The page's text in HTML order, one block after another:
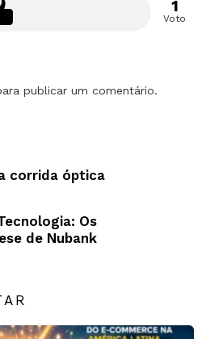
1
Voto
publicar um comentário.
corrida óptica
Os
de Nubank